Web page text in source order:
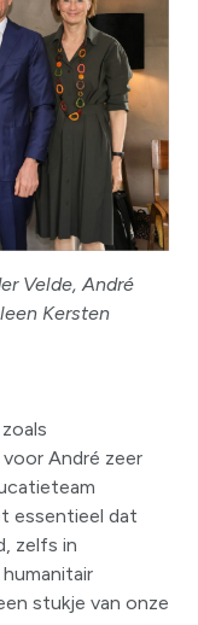
Velde, André
Kersten
André zeer
essentieel dat
zelfs in
stukje van onze